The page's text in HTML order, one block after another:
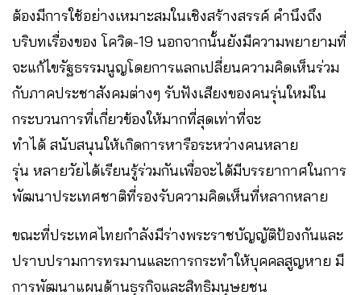
ต้องมีการใช้อย่างเหมาะสมในเชิงสร้างสรรค์ คำนึงถึง
บริบทเรื่องของ โควิด-19 นอกจากนั้นยังมีความพยายามที่
จะแก้ไขรัฐธรรมนูญโดยการแลกเปลี่ยนความคิดเห็นร่วม
กับภาคประชาสังคมต่างๆ รับฟังเสียงของคนรุ่นใหม่ใน
กระบวนการที่เกี่ยวข้องให้มากที่สุดเท่าที่จะ
ทำได้ สนับสนุนให้เกิดการหารือระหว่างคนหลาย
รุ่น หลายวัยได้เรียนรู้ร่วมกันเพื่อจะได้มีบรรยากาศในการ
พัฒนาประเทศชาติที่รองรับความคิดเห็นที่หลากหลาย
ขณะที่ประเทศไทยกำลังมีร่างพระราชบัญญัติป้องกันและ
ปราบปรามการทรมานและการกระทำให้บุคคลสูญหาย มี
การพัฒนาแผนด้านธุรกิจและสิทธิมนุษยชน